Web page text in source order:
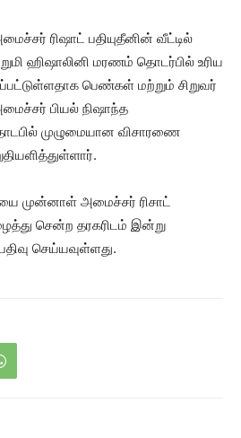
ரிஷாட் பதியுதீனின் வீட்டில்
ஹிஷாலினி மரணம் தொடர்பில் உரிய
பெண்கள் மற்றும் சிறுவர்
பியல் நிஷாந்த
முழுமையான விசாரணை
முன்னாள் அமைச்சர் ரிசாட்
சென்ற தரகரிடம் இன்று
செய்யவுள்ளது.